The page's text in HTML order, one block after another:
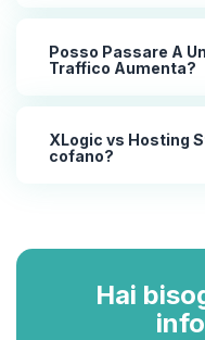
Posso Passare A
Traffico Aumenta?
XLogic vs Hosting
cofano?
Hai